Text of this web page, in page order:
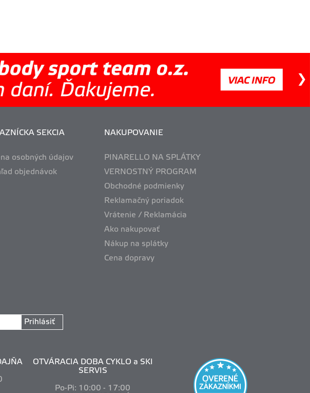
SEKCIA
osobných údajov
objednávok
NAKUPOVANIE
PINARELLO NA SPLÁTKY
VERNOSTNÝ PROGRAM
Obchodné podmienky
Reklamačný poriadok
Vrátenie / Reklamácia
Ako nakupovať
Nákup na splátky
Cena dopravy
Prihlásiť
OTVÁRACIA DOBA CYKLO a SKI
SERVIS
Po-Pi: 10:00 - 17:00